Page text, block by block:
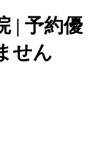
| 予約優
せん